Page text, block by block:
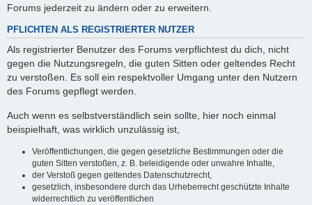
Forums jederzeit zu ändern oder zu erweitern.
PFLICHTEN ALS REGISTRIERTER NUTZER
Als registrierter Benutzer des Forums verpflichtest du dich, nicht
gegen die Nutzungsregeln, die guten Sitten oder geltendes Recht
zu verstoßen. Es soll ein respektvoller Umgang unter den Nutzern
des Forums gepflegt werden.
Auch wenn es selbstverständlich sein sollte, hier noch einmal
beispielhaft, was wirklich unzulässig ist,
Veröffentlichungen, die gegen gesetzliche Bestimmungen oder die
guten Sitten verstoßen, z. B. beleidigende oder unwahre Inhalte,
der Verstoß gegen geltendes Datenschutzrecht,
gesetzlich, insbesondere durch das Urheberrecht geschützte Inhalte
widerrechtlich zu veröffentlichen